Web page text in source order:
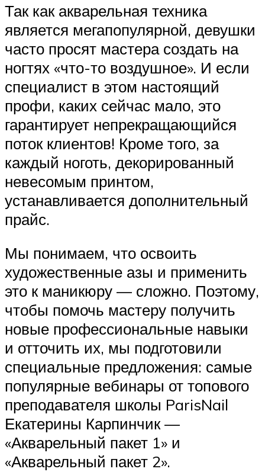
Так как акварельная техника
является мегапопулярной, девушки
часто просят мастера создать на
ногтях «что-то воздушное». И если
специалист в этом настоящий
профи, каких сейчас мало, это
гарантирует непрекращающийся
поток клиентов! Кроме того, за
каждый ноготь, декорированный
невесомым принтом,
устанавливается дополнительный
прайс.
Мы понимаем, что освоить
художественные азы и применить
это к маникюру — сложно. Поэтому,
чтобы помочь мастеру получить
новые профессиональные навыки
и отточить их, мы подготовили
специальные предложения: самые
популярные вебинары от топового
преподавателя школы ParisNail
Екатерины Карпинчик —
«Акварельный пакет 1» и
«Акварельный пакет 2».